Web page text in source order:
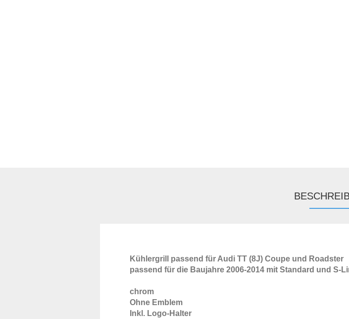
Kühlergrill passend für Audi TT (8J) Coupe und Roadster
passend für die Baujahre 2006-2014 mit Standard und S-
chrom
Ohne Emblem
Inkl. Logo-Halter